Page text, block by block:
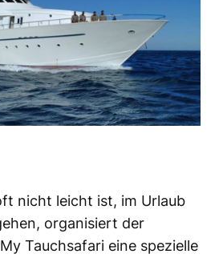
nicht leicht ist, im Urlaub
organisiert der
Tauchsafari eine spezielle